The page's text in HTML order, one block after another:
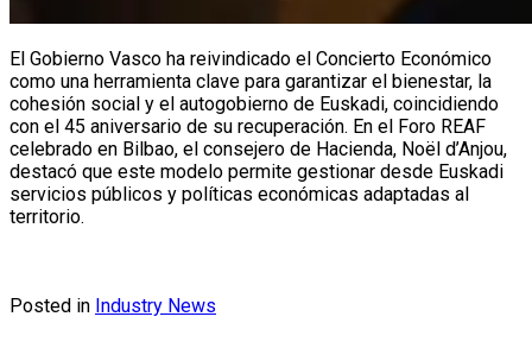
El Gobierno Vasco ha reivindicado el Concierto Económico
como una herramienta clave para garantizar el bienestar, la
cohesión social y el autogobierno de Euskadi, coincidiendo
con el 45 aniversario de su recuperación. En el Foro REAF
celebrado en Bilbao, el consejero de Hacienda, Noël d’Anjou,
destacó que este modelo permite gestionar desde Euskadi
servicios públicos y políticas económicas adaptadas al
territorio.
Posted in Industry News